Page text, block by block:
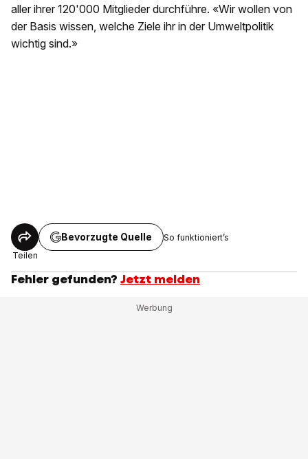
aller ihrer 120'000 Mitglieder durchführe. «Wir wollen von
der Basis wissen, welche Ziele ihr in der Umweltpolitik
wichtig sind.»
Teilen
Bevorzugte Quelle So funktioniert’s
Fehler gefunden? Jetzt melden